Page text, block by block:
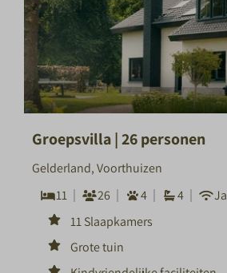
Groepsvilla | 26 personen
Gelderland, Voorthuizen
11
26 4 4
Ja
11 Slaapkamers
Grote tuin